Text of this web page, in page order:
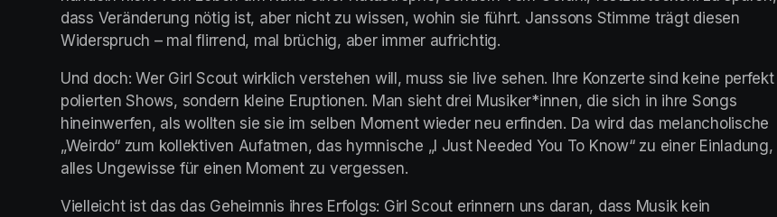
dass Veränderung nötig ist, aber nicht zu wissen, wohin sie führt. Janssons Stimme trägt diesen
Widerspruch – mal flirrend, mal brüchig, aber immer aufrichtig.
Und doch: Wer Girl Scout wirklich verstehen will, muss sie live sehen. Ihre Konzerte sind keine perfekt
polierten Shows, sondern kleine Eruptionen. Man sieht drei Musiker*innen, die sich in ihre Songs
hineinwerfen, als wollten sie sie im selben Moment wieder neu erfinden. Da wird das melancholische
„Weirdo“ zum kollektiven Aufatmen, das hymnische „I Just Needed You To Know“ zu einer Einladung,
alles Ungewisse für einen Moment zu vergessen.
Vielleicht ist das das Geheimnis ihres Erfolgs: Girl Scout erinnern uns daran, dass Musik kein